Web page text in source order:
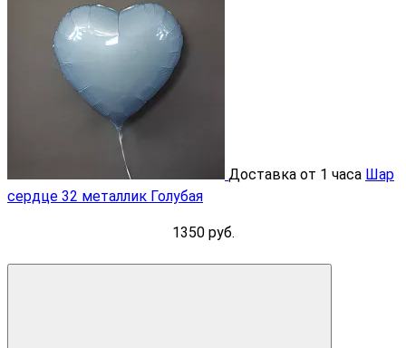
Доставка от 1 часа Шар
сердце 32 металлик Голубая
1350 руб.